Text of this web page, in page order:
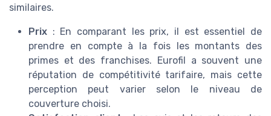
similaires.
Prix : En comparant les prix, il est essentiel de
prendre en compte à la fois les montants des
primes et des franchises. Eurofil a souvent une
réputation de compétitivité tarifaire, mais cette
perception peut varier selon le niveau de
couverture choisi.